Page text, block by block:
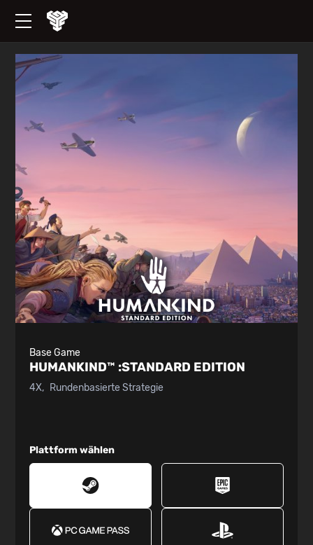
Base Game
HUMANKIND™ :STANDARD EDITION
4X Rundenbasierte Strategie
Plattform wählen